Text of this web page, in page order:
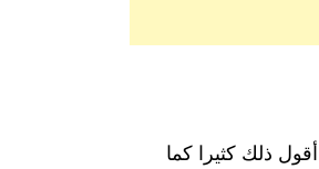
ذلك كثيرا كما